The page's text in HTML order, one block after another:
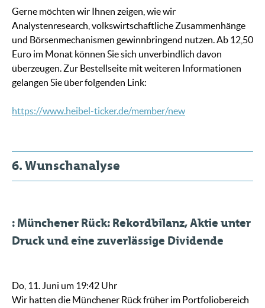
Gerne möchten wir Ihnen zeigen, wie wir
Analystenresearch, volkswirtschaftliche Zusammenhänge
und Börsenmechanismen gewinnbringend nutzen. Ab 12,50
Euro im Monat können Sie sich unverbindlich davon
überzeugen. Zur Bestellseite mit weiteren Informationen
gelangen Sie über folgenden Link:
https://www.heibel-ticker.de/member/new
6. Wunschanalyse
: Münchener Rück: Rekordbilanz, Aktie unter
Druck und eine zuverlässige Dividende
Do, 11. Juni um 19:42 Uhr
Wir hatten die Münchener Rück früher im Portfoliobereich